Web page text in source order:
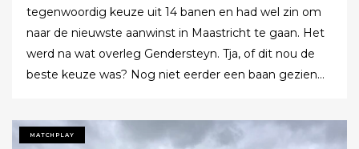
tegenwoordig keuze uit 14 banen en had wel zin om
naar de nieuwste aanwinst in Maastricht te gaan. Het
werd na wat overleg Gendersteyn. Tja, of dit nou de
beste keuze was? Nog niet eerder een baan gezien
voor meer banen? Ze hebben echt hun best gedaan
MATCHPLAY